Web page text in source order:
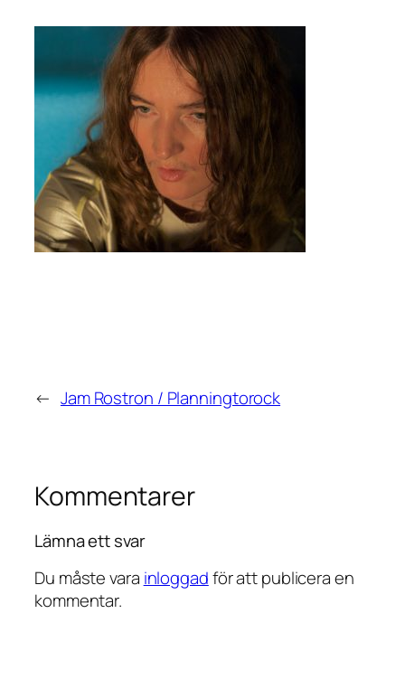
← Jam Rostron / Planningtorock
Kommentarer
Lämna ett svar
Du måste vara inloggadför att publicera en
kommentar.